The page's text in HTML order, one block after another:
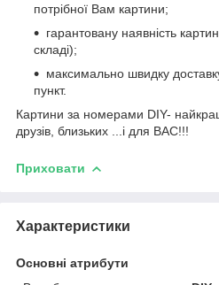
потрібної Вам картини;
гарантовану наявність
складі);
максимально швидку
пункт.
Картини за номерами DIY-
друзів, близьких ...і для ВАС!!!
Приховати
Характеристики
Основні атрибути